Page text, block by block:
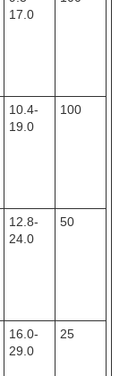
17.0
10.4-
19.0
100
12.8-
24.0
50
16.0-
29.0
25